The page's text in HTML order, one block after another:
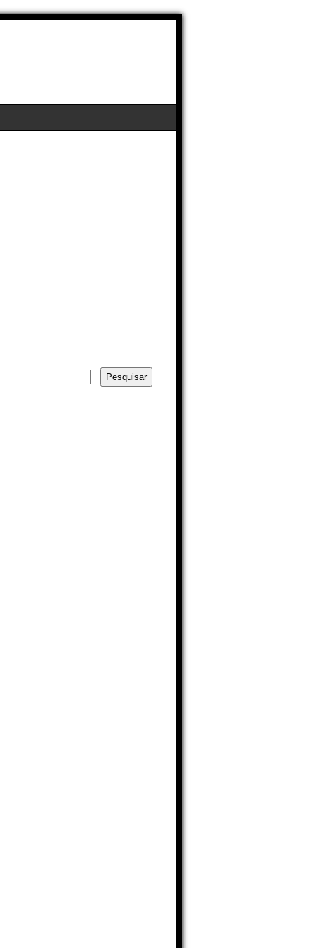
Pesquisar